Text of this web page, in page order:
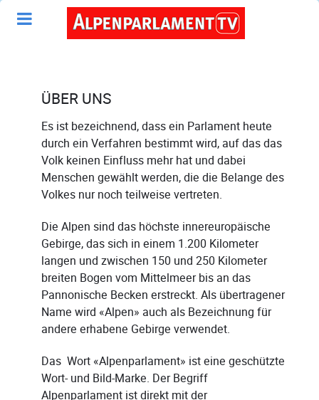
ÜBER UNS
Es ist bezeichnend, dass ein Parlament heute
durch ein Verfahren bestimmt wird, auf das das
Volk keinen Einfluss mehr hat und dabei
Menschen gewählt werden, die die Belange des
Volkes nur noch teilweise vertreten.
Die Alpen sind das höchste innereuropäische
Gebirge, das sich in einem 1.200 Kilometer
langen und zwischen 150 und 250 Kilometer
breiten Bogen vom Mittelmeer bis an das
Pannonische Becken erstreckt. Als übertragener
Name wird «Alpen» auch als Bezeichnung für
andere erhabene Gebirge verwendet.
Das Wort «Alpenparlament» ist eine geschützte
Wort- und Bild-Marke. Der Begriff
Alpenparlament ist direkt mit der